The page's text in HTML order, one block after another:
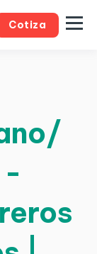
Cotiza
-